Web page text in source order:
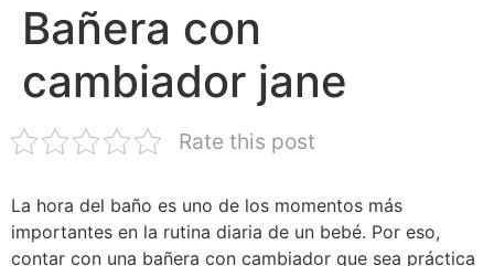
Bañera con
cambiador jane
Rate this post
La hora del baño es uno de los momentos más
importantes en la rutina diaria de un bebé. Por eso,
contar con una bañera con cambiador que sea práctica